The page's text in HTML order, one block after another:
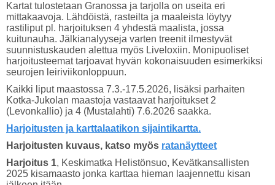
Kartat tulostetaan Granossa ja tarjolla on useita eri
mittakaavoja. Lähdöistä, rasteilta ja maaleista löytyy
rastiliput pl. harjoituksen 4 yhdestä maalista, jossa
kuitunauha. Jälkianalyyseja varten treenit ilmestyvät
suunnistuskauden alettua myös Liveloxiin. Monipuoliset
harjoitusteemat tarjoavat hyvän kokonaisuuden esimerkiksi
seurojen leiriviikonloppuun.
Kaikki liput maastossa 7.3.-17.5.2026, lisäksi parhaiten
Kotka-Jukolan maastoja vastaavat harjoitukset 2
(Levonkallio) ja 4 (Mustalahti) 7.6.2026 saakka.
Harjoitusten ja karttalaatikon sijaintikartta.
Harjoitusten kuvaus, katso myös ratanäytteet
Harjoitus 1, Keskimatka Helistönsuo, Kevätkansallisten
2025 kisamaasto jonka karttaa hieman laajennettu kisan